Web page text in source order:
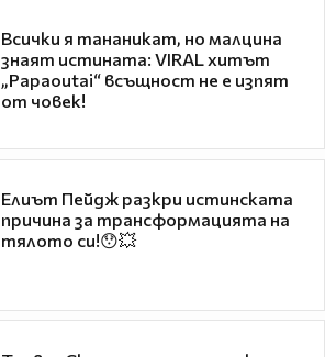
Всички я тананикат, но малцина
знаят истината: VIRAL хитът
„Papaoutai“ всъщност не е изпят
от човек!
Елиът Пейдж разкри истинската
причина за трансформацията на
тялото си!😯💥